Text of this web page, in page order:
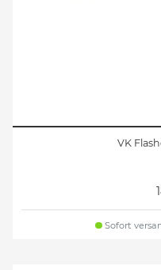
VK
Sofort